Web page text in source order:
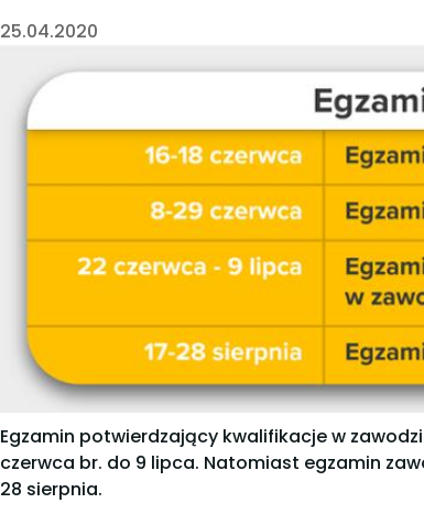
25.04.2020
Egzamin potwierdzający kwalifikacje w
czerwca br. do 9 lipca. Natomiast egzamin
28 sierpnia.